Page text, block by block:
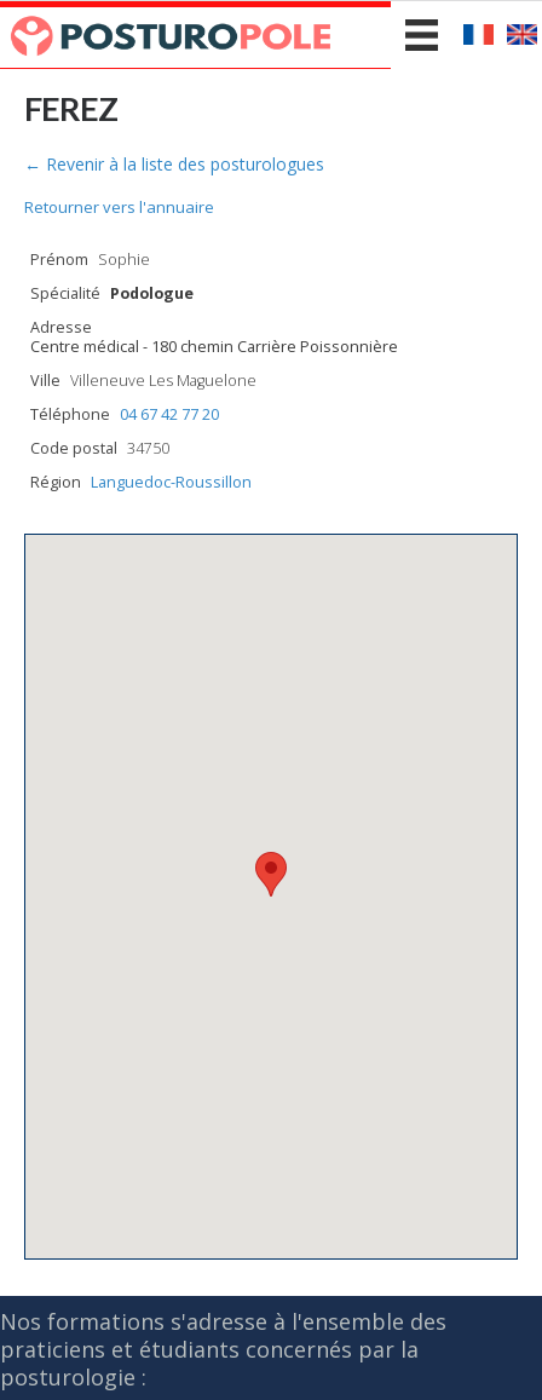
FEREZ
← Revenir à la liste des posturologues
Retourner vers l'annuaire
Prénom Sophie
Spécialité Podologue
Adresse
Centre médical - 180 chemin Carrière Poissonnière
Ville Villeneuve Les Maguelone
Téléphone 04 67 42 77 20
Code postal 34750
Région Languedoc-Roussillon
Nos formations s'adresse à l'ensemble des
praticiens et étudiants concernés par la
posturologie :